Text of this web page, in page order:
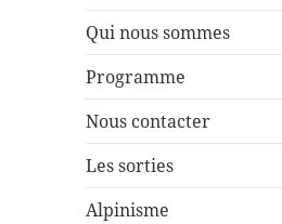
Qui nous sommes
Programme
Nous contacter
Les sorties
Alpinisme